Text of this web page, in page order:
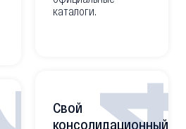
каталоги.
Свой
консолидационный